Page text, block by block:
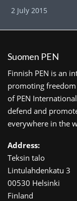
2 July 2015
Suomen PEN
Finnish PEN is an
promoting
of PEN
defend and
everywhere in the
Address:
Teksin talo
Lintulahdenkatu 3
00530 Helsinki
Finland